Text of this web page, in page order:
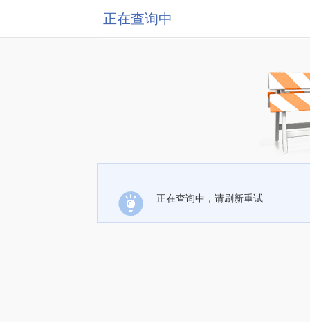
正在查询中
正在查询中，请刷新重试